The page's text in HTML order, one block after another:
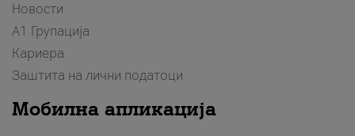
Новости
А1 Групација
Кариера
Заштита на лични податоци
Мобилна апликација